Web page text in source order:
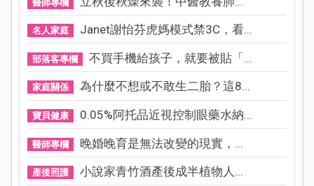
醫師專欄
名人家庭 Janet謝怡芬虎媽模式禁3C，看...
部落客專欄 不買手機給孩子，就要被貼「...
家庭關係 為什麼不想或不敢生二胎？這8...
寶貝健康 0.05%阿托品近視控制眼藥水納...
醫師專欄 晚婚晚育是無法改變的現實，...
產後照護 小說家青竹酒產後成半植物人...